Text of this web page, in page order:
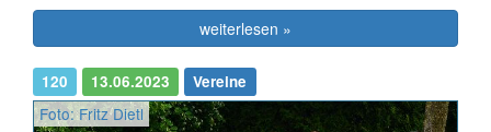
weiterlesen »
120 13.06.2023 Vereine
Foto: Fritz Dietl